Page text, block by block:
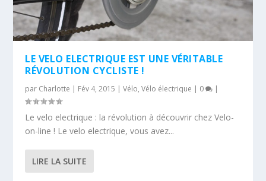
LE VELO ELECTRIQUE EST UNE VÉRITABLE
RÉVOLUTION CYCLISTE !
par Charlotte | Fév 4, 2015 |Vélo,Vélo électrique | 0 |
Le velo electrique : la révolution à découvrir chez Velo-
on-line ! Le velo electrique, vous avez...
LIRE LA SUITE